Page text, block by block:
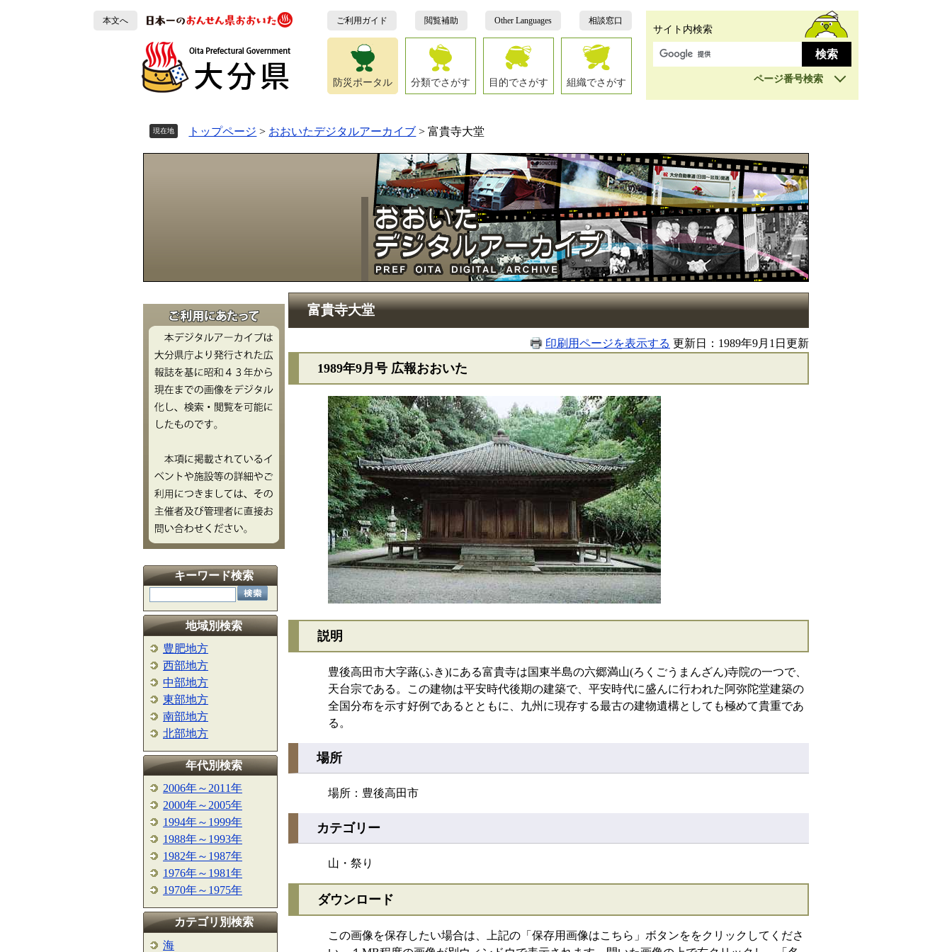
本文へ ご利用ガイド 閲覧補助 Other Languages 相談窓口
防災ポータル 分類でさがす 目的でさがす 組織でさがす
サイト内検索
ページ番号検索
現在地 トップページ > おおいたデジタルアーカイブ >富貴寺大堂
本
富貴寺大堂
印刷用ページを表示する 更新日：1989年9月1日更新
1989年9月号 広報おおいた
説明
豊後高田市大字蕗(ふき)にある富貴寺は国東半島の六郷満山(ろくごうまんざん)寺院の一つで、
天台宗である。この建物は平安時代後期の建築で、平安時代に盛んに行われた阿弥陀堂建築の
全国分布を示す好例であるとともに、九州に現存する最古の建物遺構としても極めて貴重であ
る。
場所
場所：豊後高田市
カテゴリー
山・祭り
ダウンロード
この画像を保存したい場合は、上記の「保存用画像はこちら」ボタンををクリックしてくださ
キーワード検索
地域別検索
豊肥地方
西部地方
中部地方
東部地方
南部地方
北部地方
年代別検索
2006年～2011年
2000年～2005年
1994年～1999年
1988年～1993年
1982年～1987年
1976年～1981年
1970年～1975年
カテゴリ別検索
海